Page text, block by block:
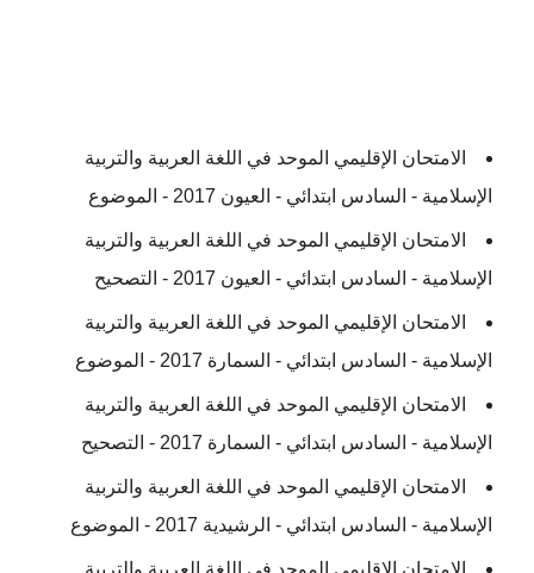
الامتحان الإقليمي الموحد في اللغة العربية والتربية
الإسلامية - السادس ابتدائي - العيون 2017 - الموضوع
الامتحان الإقليمي الموحد في اللغة العربية والتربية
الإسلامية - السادس ابتدائي - العيون 2017 - التصحيح
الامتحان الإقليمي الموحد في اللغة العربية والتربية
الإسلامية - السادس ابتدائي - السمارة 2017 - الموضوع
الامتحان الإقليمي الموحد في اللغة العربية والتربية
الإسلامية - السادس ابتدائي - السمارة 2017 - التصحيح
الامتحان الإقليمي الموحد في اللغة العربية والتربية
الإسلامية - السادس ابتدائي - الرشيدية 2017 - الموضوع
الامتحان الإقليمي الموحد في اللغة العربية والتربية